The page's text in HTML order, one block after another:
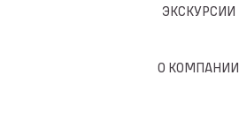
ЭКСКУРСИИ
О КОМПАНИИ